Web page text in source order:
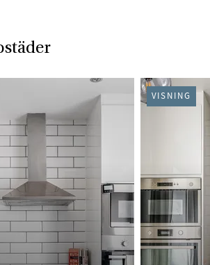
VISNING